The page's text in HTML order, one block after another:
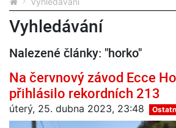
Vyhledávání
Nalezené články: "horko"
Na červnový závod Ecce
přihlásilo rekordních 213
úterý, 25. dubna 2023, 23:48